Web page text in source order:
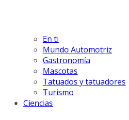
En ti
Mundo Automotriz
Gastronomía
Mascotas
Tatuados y tatuadores
Turismo
Ciencias